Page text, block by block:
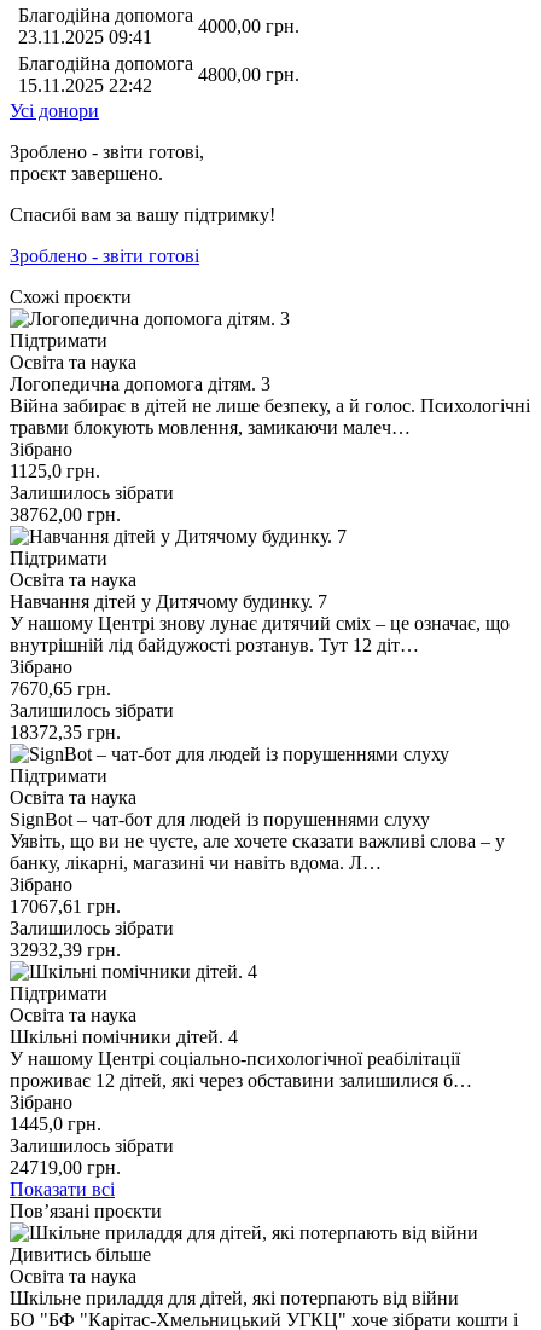
Благодійна допомога
23.11.2025 09:41
4000,00 грн.
Благодійна допомога
15.11.2025 22:42
4800,00 грн.
Усі донори
Зроблено - звіти готові,
проєкт завершено.
Спасибі вам за вашу підтримку!
Зроблено - звіти готові
Схожі проєкти
Підтримати
Освіта та наука
Логопедична допомога дітям. 3
Війна забирає в дітей не лише безпеку, а й голос. Психологічні
травми блокують мовлення, замикаючи малеч…
Зібрано
1125,0 грн.
Залишилось зібрати
38762,00 грн.
Підтримати
Освіта та наука
Навчання дітей у Дитячому будинку. 7
У нашому Центрі знову лунає дитячий сміх – це означає, що
внутрішній лід байдужості розтанув. Тут 12 діт…
Зібрано
7670,65 грн.
Залишилось зібрати
18372,35 грн.
Підтримати
Освіта та наука
SignBot – чат-бот для людей із порушеннями слуху
Уявіть, що ви не чуєте, але хочете сказати важливі слова – у
банку, лікарні, магазині чи навіть вдома. Л…
Зібрано
17067,61 грн.
Залишилось зібрати
32932,39 грн.
Підтримати
Освіта та наука
Шкільні помічники дітей. 4
У нашому Центрі соціально-психологічної реабілітації
проживає 12 дітей, які через обставини залишилися б…
Зібрано
1445,0 грн.
Залишилось зібрати
24719,00 грн.
Показати всі
Пов’язані проєкти
Дивитись більше
Освіта та наука
Шкільне приладдя для дітей, які потерпають від війни
БО "БФ "Карітас-Хмельницький УГКЦ" хоче зібрати кошти і